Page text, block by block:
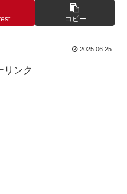
コピー
2025.06.25
リンク